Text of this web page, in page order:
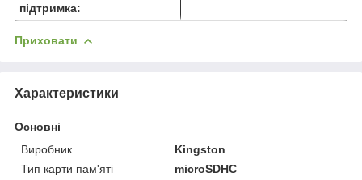
підтримка:
Приховати
Характеристики
Основні
Виробник
Kingston
Тип карти пам'яті
microSDHC